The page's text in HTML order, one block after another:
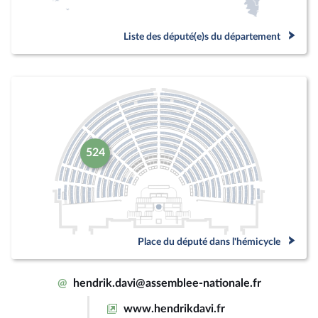
Liste des député(e)s du département
524
Place du député dans l'hémicycle
@ hendrik.davi@assemblee-nationale.fr
www.hendrikdavi.fr